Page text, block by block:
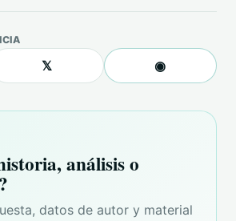
𝕏 ◉
análisis o
datos de autor y material